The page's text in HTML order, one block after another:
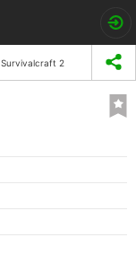
Survivalcraft 2